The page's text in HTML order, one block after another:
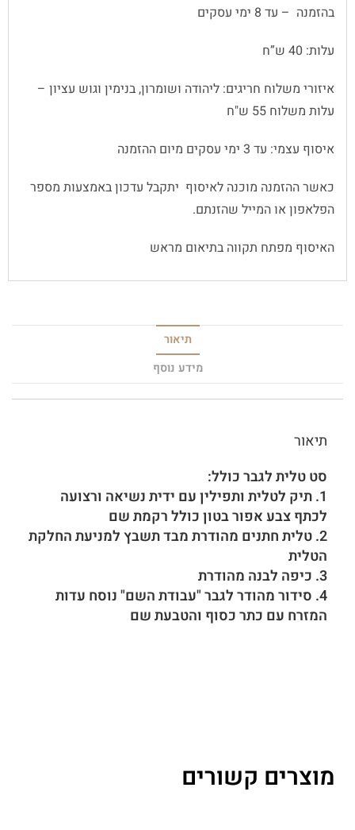
בהזמנה – עד 8 ימי עסקים
עלות: 40 ש”ח
איזורי משלוח חריגים: ליהודה ושומרון, בנימין וגוש עציון –
עלות משלוח 55 ש"ח
איסוף עצמי: עד 3 ימי עסקים מיום ההזמנה
כאשר ההזמנה מוכנה לאיסוף יתקבל עדכון באמצעות מספר
הפלאפון או המייל שהזנתם.
האיסוף מפתח תקווה בתיאום מראש
תיאור
מידע נוסף
תיאור
סט טלית לגבר כולל:
1. תיק לטלית ותפילין עם ידית נשיאה ורצועה
לכתף צבע אפור בטון כולל רקמת שם
2. טלית חתנים מהודרת מבד תשבץ למניעת החלקת
הטלית
3. כיפה לבנה מהודרת
4. סידור מהודר לגבר "עבודת השם" נוסח עדות
המזרח עם כתר כסוף והטבעת שם
מוצרים קשורים